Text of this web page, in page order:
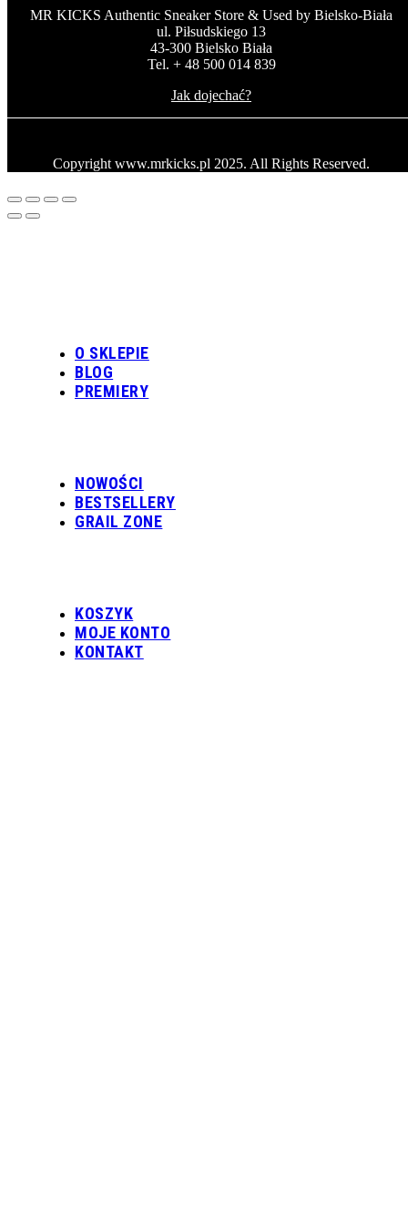
MR KICKS Authentic Sneaker Store & Used by Bielsko-Biała
ul. Piłsudskiego 13
43-300 Bielsko Biała
Tel. + 48 500 014 839
Jak dojechać?
Copyright www.mrkicks.pl 2025. All Rights Reserved.
O SKLEPIE
BLOG
PREMIERY
NOWOŚCI
BESTSELLERY
GRAIL ZONE
KOSZYK
MOJE KONTO
KONTAKT